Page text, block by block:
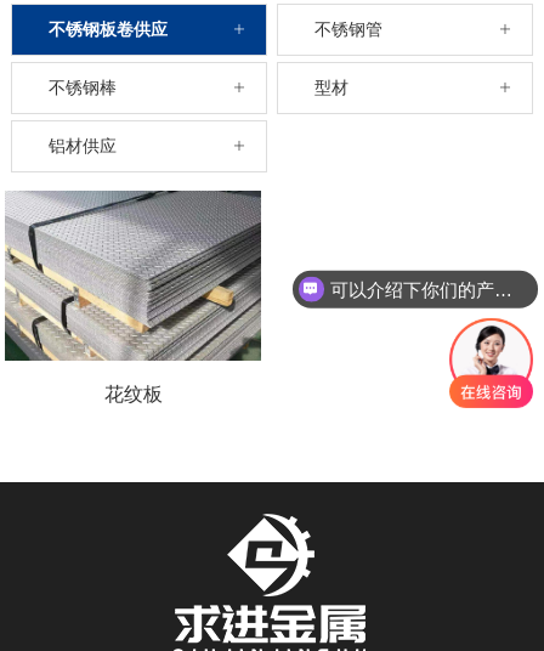
不锈钢板卷供应 不锈钢管
不锈钢棒 型材
铝材供应
花纹板
可以介绍下你们的产品么